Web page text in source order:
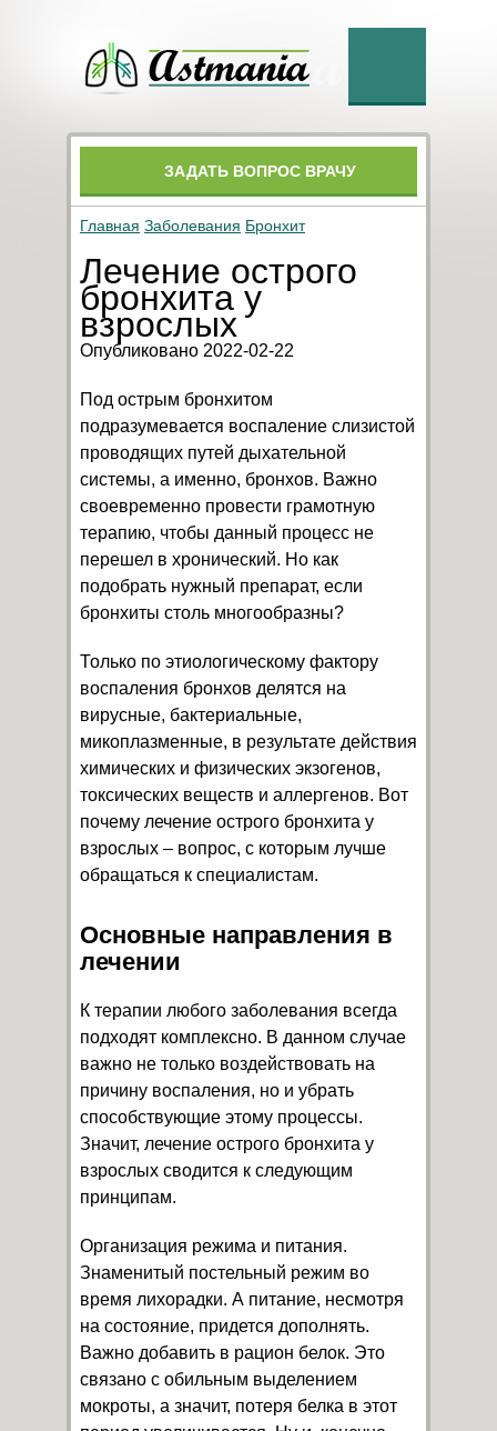
ЗАДАТЬ ВОПРОС ВРАЧУ
Главная Заболевания Бронхит
Лечение острого
бронхита у
взрослых
Опубликовано 2022-02-22
Под острым бронхитом
подразумевается воспаление слизистой
проводящих путей дыхательной
системы, а именно, бронхов. Важно
своевременно провести грамотную
терапию, чтобы данный процесс не
перешел в хронический. Но как
подобрать нужный препарат, если
бронхиты столь многообразны?
Только по этиологическому фактору
воспаления бронхов делятся на
вирусные, бактериальные,
микоплазменные, в результате действия
химических и физических экзогенов,
токсических веществ и аллергенов. Вот
почему лечение острого бронхита у
взрослых – вопрос, с которым лучше
обращаться к специалистам.
Основные направления в
лечении
К терапии любого заболевания всегда
подходят комплексно. В данном случае
важно не только воздействовать на
причину воспаления, но и убрать
способствующие этому процессы.
Значит, лечение острого бронхита у
взрослых сводится к следующим
принципам.
Организация режима и питания.
Знаменитый постельный режим во
время лихорадки. А питание, несмотря
на состояние, придется дополнять.
Важно добавить в рацион белок. Это
связано с обильным выделением
мокроты, а значит, потеря белка в этот